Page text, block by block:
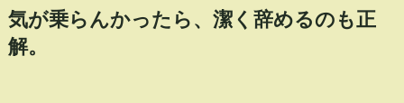
気が乗らんかったら、潔く辞めるのも正
解。